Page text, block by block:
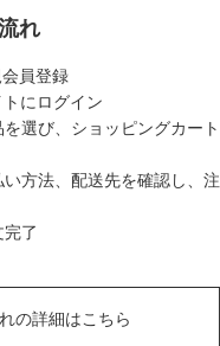
れ
員登録
にログイン
選び、ショッピングカート
方法、配送先を確認し、注
了
の詳細はこちら